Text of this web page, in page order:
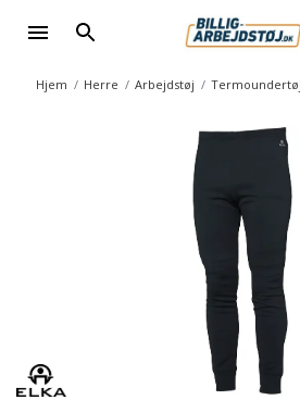
Hjem Herre Arbejdstøj Termoundertøj